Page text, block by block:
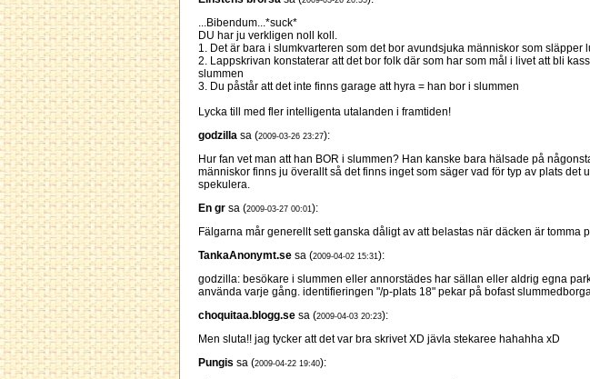
...Bibendum...*suck*
DU har ju verkligen noll koll.
1. Det är bara i slumkvarteren som det bor avundsjuka människor som släpper
2. Lappskrivan konstaterar att det bor folk där som har som mål i livet att bli
slummen
3. Du påstår att det inte finns garage att hyra = han bor i slummen
Lycka till med fler intelligenta utalanden i framtiden!
godzilla sa (2009-03-26 23:27):
Hur fan vet man att han BOR i slummen? Han kanske bara hälsade på
människor finns ju överallt så det finns inget som säger vad för typ av plats det
spekulera.
En gr sa (2009-03-27 00:01):
Fälgarna mår generellt sett ganska dåligt av att belastas när däcken är tomma
TankaAnonymt.se sa (2009-04-02 15:31):
godzilla: besökare i slummen eller annorstädes har sällan eller aldrig egna
använda varje gång. identifieringen "/p-plats 18" pekar på bofast
choquitaa.blogg.se sa (2009-04-03 20:23):
Men sluta!! jag tycker att det var bra skrivet XD jävla stekaree hahahha xD
Pungis sa (2009-04-22 19:40):